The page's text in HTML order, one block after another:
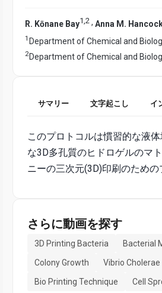
R. Kōnane Bay1,2 , Anna M.
1 Department of Chemical and
2Department of Chemical and
サマリー 文字起こし イ
このプロトコルは慣習的な液
な3D多孔質のヒドロゲルのマ
ニーの三次元(3D)印刷のため
さらに動画を探す
3D Printing Bacteria Bacterial
Colony Growth
Vibrio Cholerae
Bio Printing Technique
Cell